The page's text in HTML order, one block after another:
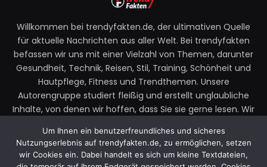
Willkommen bei trendyfakten.de, der ultimativen Quelle
für aktuelle Nachrichten aus aller Welt. Bei trendyfakten
befassen wir uns mit einer Vielzahl von Themen, darunter
Gesundheit, Technik, Reisen, Stil, Training, Schönheit und
Hautpflege, Fitness und Trendthemen. Unsere
Autorengruppe studiert fleißig und erstellt unglaubliche
Inhalte, von denen wir hoffen, dass Sie sie gerne lesen. Wir
Zögern Sie also nicht, uns Ihre Gedanken zu unseren
Beiträgen mitzuteilen.
Um Ihnen ein benutzerfreundliches und sicheres
Nutzungserlebnis auf trendyfakten.de, zu ermöglichen, setzen
wir Cookies ein. Dabei handelt es sich um kleine Textdateien,